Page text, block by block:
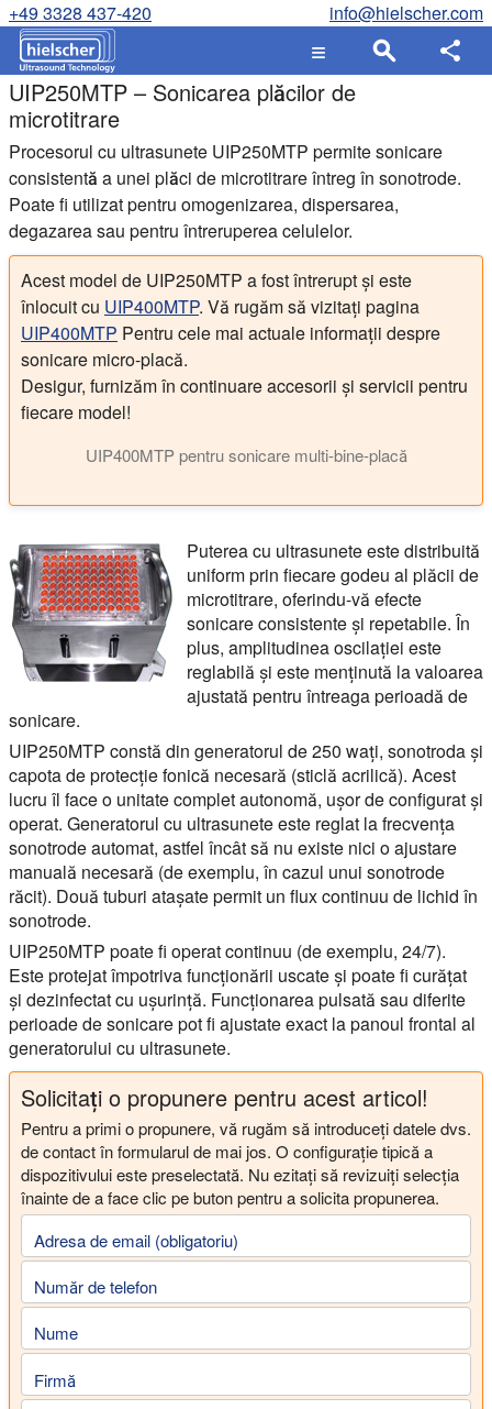
+49 3328 437-420 info@hielscher.com
UIP250MTP – Sonicarea plăcilor de
microtitrare
Procesorul cu ultrasunete UIP250MTP permite sonicare
consistentă a unei plăci de microtitrare întreg în sonotrode.
Poate fi utilizat pentru omogenizarea, dispersarea,
degazarea sau pentru întreruperea celulelor.
Acest model de UIP250MTP a fost întrerupt și este
înlocuit cu UIP400MTP. Vă rugăm să vizitați pagina
UIP400MTP Pentru cele mai actuale informații despre
sonicare micro-placă.
Desigur, furnizăm în continuare accesorii și servicii pentru
fiecare model!
UIP400MTP pentru sonicare multi-bine-placă
Puterea cu ultrasunete este distribuită
uniform prin fiecare godeu al plăcii de
microtitrare, oferindu-vă efecte
sonicare consistente și repetabile. În
plus, amplitudinea oscilației este
reglabilă și este menținută la valoarea
ajustată pentru întreaga perioadă de
sonicare.
UIP250MTP constă din generatorul de 250 wați, sonotroda și
capota de protecție fonică necesară (sticlă acrilică). Acest
lucru îl face o unitate complet autonomă, ușor de configurat și
operat. Generatorul cu ultrasunete este reglat la frecvența
sonotrode automat, astfel încât să nu existe nici o ajustare
manuală necesară (de exemplu, în cazul unui sonotrode
răcit). Două tuburi atașate permit un flux continuu de lichid în
sonotrode.
UIP250MTP poate fi operat continuu (de exemplu, 24/7).
Este protejat împotriva funcționării uscate și poate fi curățat
și dezinfectat cu ușurință. Funcționarea pulsată sau diferite
perioade de sonicare pot fi ajustate exact la panoul frontal al
generatorului cu ultrasunete.
Solicitați o propunere pentru acest articol!
Pentru a primi o propunere, vă rugăm să introduceți datele dvs.
de contact în formularul de mai jos. O configurație tipică a
dispozitivului este preselectată. Nu ezitați să revizuiți selecția
înainte de a face clic pe buton pentru a solicita propunerea.
Adresa de email (obligatoriu)
Număr de telefon
Nume
Firmă